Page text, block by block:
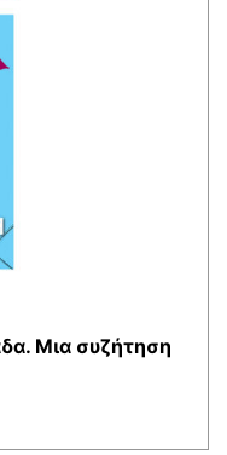
Μια συζήτηση